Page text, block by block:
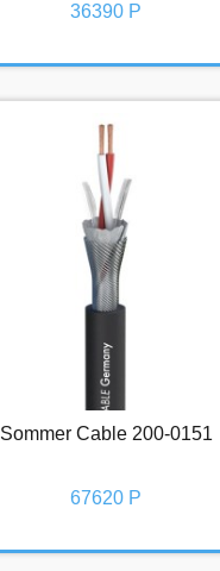
36390 Р
Sommer Cable 200-0151
67620 Р